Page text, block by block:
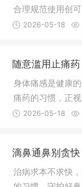
合理规范使用创
愈合，远离皮肤感
2026-05-18
随意滥用止痛
身体痛感是健康
痛药的习惯，正
远离病痛折磨，守
2026-05-18
滴鼻通鼻别贪
治病求本不求快